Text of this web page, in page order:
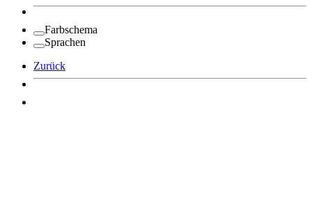
Farbschema
Sprachen
Zurück